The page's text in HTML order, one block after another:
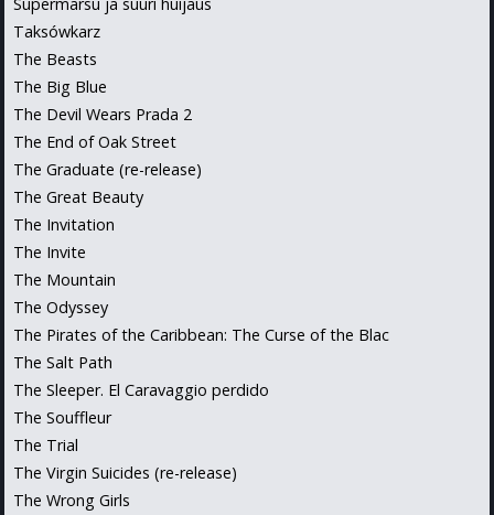
Taksówkarz
The Beasts
The Big Blue
The Devil Wears Prada 2
The End of Oak Street
The Graduate (re-release)
The Great Beauty
The Invitation
The Invite
The Mountain
The Odyssey
The Pirates of the Caribbean: The Curse of the Blac
The Salt Path
The Sleeper. El Caravaggio perdido
The Souffleur
The Trial
The Virgin Suicides (re-release)
The Wrong Girls